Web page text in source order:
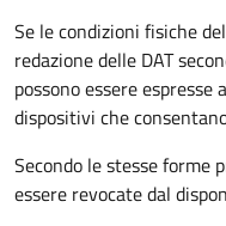
Se le condizioni fisiche
redazione delle DAT
possono essere
dispositivi che
Secondo le stesse forme
essere revocate dal